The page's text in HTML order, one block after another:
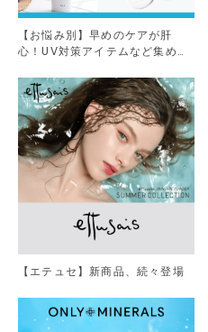
【お悩み別】早めのケアが肝
心！UV対策アイテムなど集めま
【エテュセ】新商品、続々登場